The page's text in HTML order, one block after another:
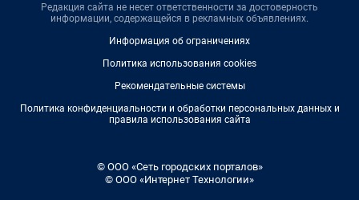
Редакция сайта не несет ответственности за достоверность
информации, содержащейся в рекламных объявлениях.
Информация об ограничениях
Политика использования cookies
Рекомендательные системы
Политика конфиденциальности и обработки персональных данных и
правила использования сайта
© ООО «Сеть городских порталов»
© ООО «Интернет Технологии»